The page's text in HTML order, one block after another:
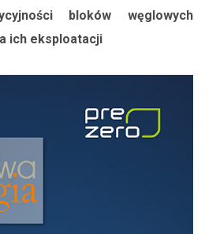
bloków węglowych
ich eksploatacji